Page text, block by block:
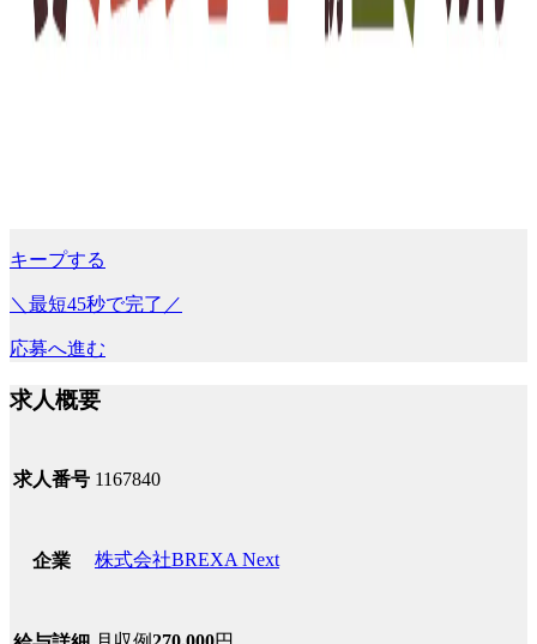
キープする
＼最短45秒で完了／
応募へ進む
求人概要
求人番号 1167840
企業 株式会社BREXA Next